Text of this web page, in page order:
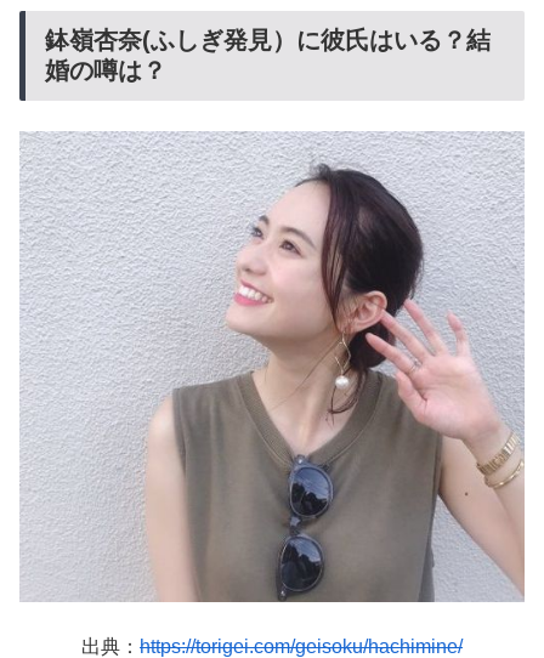
鉢嶺杏奈(ふしぎ発見）に彼氏はいる？結
婚の噂は？
出典： https://torigei.com/geisoku/hachimine/